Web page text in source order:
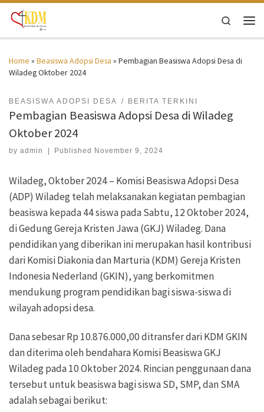
Skip to content
Search
Home » Beasiswa Adopsi Desa » Pembagian Beasiswa Adopsi Desa di
Wiladeg Oktober 2024
BEASISWA ADOPSI DESA BERITA TERKINI
Pembagian Beasiswa Adopsi Desa di Wiladeg
Oktober 2024
by admin Published November 9, 2024
Wiladeg, Oktober 2024 – Komisi Beasiswa Adopsi Desa
(ADP) Wiladeg telah melaksanakan kegiatan pembagian
beasiswa kepada 44 siswa pada Sabtu, 12 Oktober 2024,
di Gedung Gereja Kristen Jawa (GKJ) Wiladeg. Dana
pendidikan yang diberikan ini merupakan hasil kontribusi
dari Komisi Diakonia dan Marturia (KDM) Gereja Kristen
Indonesia Nederland (GKIN), yang berkomitmen
mendukung program pendidikan bagi siswa-siswa di
wilayah adopsi desa.
Dana sebesar Rp 10.876.000,00 ditransfer dari KDM GKIN
dan diterima oleh bendahara Komisi Beasiswa GKJ
Wiladeg pada 10 Oktober 2024. Rincian penggunaan dana
tersebut untuk beasiswa bagi siswa SD, SMP, dan SMA
adalah sebagai berikut: